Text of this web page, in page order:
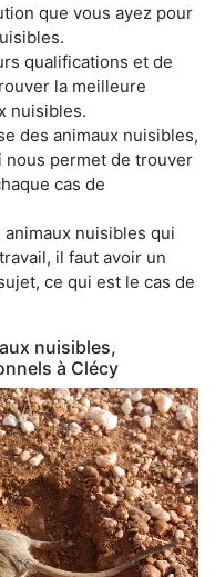
que vous ayez pour
qualifications et de
la meilleure
nuisibles.
des animaux nuisibles,
permet de trouver
cas de
nuisibles qui
il faut avoir un
ce qui est le cas de
nuisibles,
à Clécy